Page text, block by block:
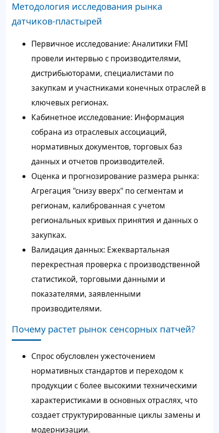
Методология исследования рынка
датчиков-пластырей
Первичное исследование: Аналитики FMI
провели интервью с производителями,
дистрибьюторами, специалистами по
закупкам и участниками конечных отраслей в
ключевых регионах.
Кабинетное исследование: Информация
собрана из отраслевых ассоциаций,
нормативных документов, торговых баз
данных и отчетов производителей.
Оценка и прогнозирование размера рынка:
Агрегация "снизу вверх" по сегментам и
регионам, калиброванная с учетом
региональных кривых принятия и данных о
закупках.
Валидация данных: Ежеквартальная
перекрестная проверка с производственной
статистикой, торговыми данными и
показателями, заявленными
производителями.
Почему растет рынок сенсорных патчей?
Спрос обусловлен ужесточением
нормативных стандартов и переходом к
продукции с более высокими техническими
характеристиками в основных отраслях, что
создает структурированные циклы замены и
модернизации.